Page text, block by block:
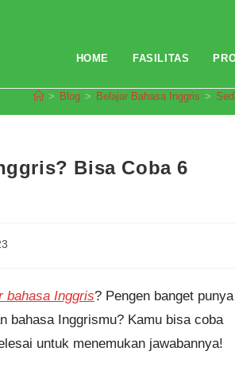
HOME FASILITAS
> Blog > Belajar Bahasa Inggris >
Bisa Coba 6
bahasa Inggris? Pengen banget punya
bahasa Inggrismu? Kamu bisa coba
untuk menemukan jawabannya!